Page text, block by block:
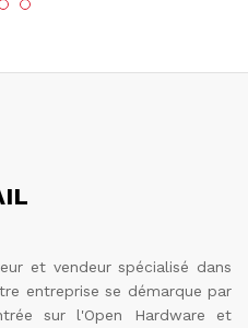
et vendeur spécialisé dans
entreprise se démarque par
sur l'Open Hardware et